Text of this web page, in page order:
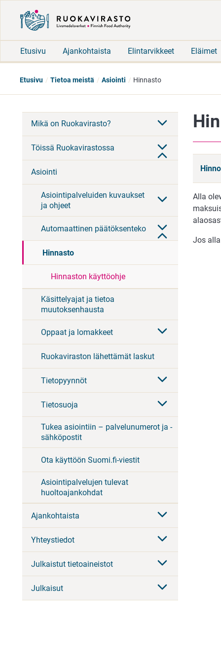
Etusivu Ajankohtaista Elintarvikkeet Eläimet
Etusivu Tietoa meistä Asiointi Hinnasto
Mikä on Ruokavirasto?
Töissä Ruokavirastossa
Asiointi
Asiointipalveluiden kuvaukset
ja ohjeet
Automaattinen päätöksenteko
Hinnasto
Hinnaston käyttöohje
Käsittelyajat ja tietoa
muutoksenhausta
Oppaat ja lomakkeet
Ruokaviraston lähettämät laskut
Tietopyynnöt
Tietosuoja
Tukea asiointiin – palvelunumerot ja -
sähköpostit
Ota käyttöön Suomi.fi-viestit
Asiointipalvelujen tulevat
huoltoajankohdat
Ajankohtaista
Yhteystiedot
Julkaistut tietoaineistot
Julkaisut
Alla
Jos